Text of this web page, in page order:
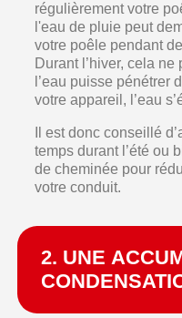
régulièrement votre
l'eau de pluie peut
votre poêle pendant
Durant l’hiver, cela
l’eau puisse pénétrer
votre appareil, l’eau
Il est donc conseillé
temps durant l’été ou
de cheminée pour
votre conduit.
2. UNE